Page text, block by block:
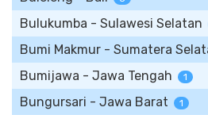
Bulukumba - Sulawesi Selatan
Bumi Makmur - Sumatera
Bumijawa - Jawa Tengah 1
Bungursari - Jawa Barat 1